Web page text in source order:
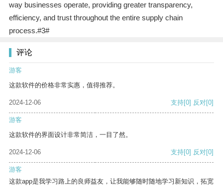
way businesses operate, providing greater transparency,
efficiency, and trust throughout the entire supply chain
process.#3#
评论
游客
这款软件的价格非常实惠，值得推荐。
2024-12-06 支持[0] 反对[0]
游客
这款软件的界面设计非常简洁，一目了然。
2024-12-06 支持[0] 反对[0]
游客
这款app是我学习路上的良师益友，让我能够随时随地学习新知识，拓宽